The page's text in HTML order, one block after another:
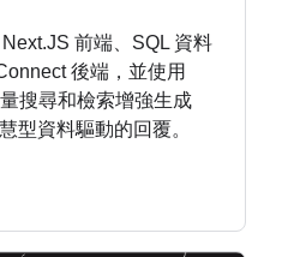
前端、SQL 資料
後端，並使用
搜尋和檢索增強生成
型資料驅動的回覆。